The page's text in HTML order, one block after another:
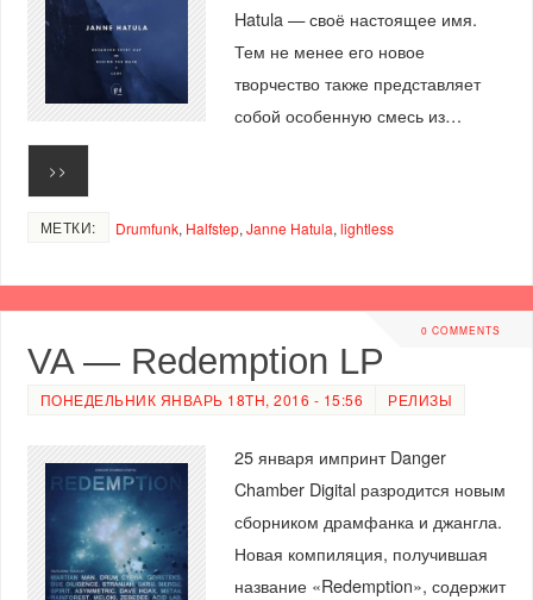
Hatula — своё настоящее имя.
Тем не менее его новое
творчество также представляет
собой особенную смесь из…
>>
МЕТКИ: Drumfunk, Halfstep, Janne Hatula, lightless
0 COMMENTS
VA — Redemption LP
ПОНЕДЕЛЬНИК ЯНВАРЬ 18TH, 2016 - 15:56 РЕЛИЗЫ
25 января импринт Danger
Chamber Digital разродится новым
сборником драмфанка и джангла.
Новая компиляция, получившая
название «Redemption», содержит